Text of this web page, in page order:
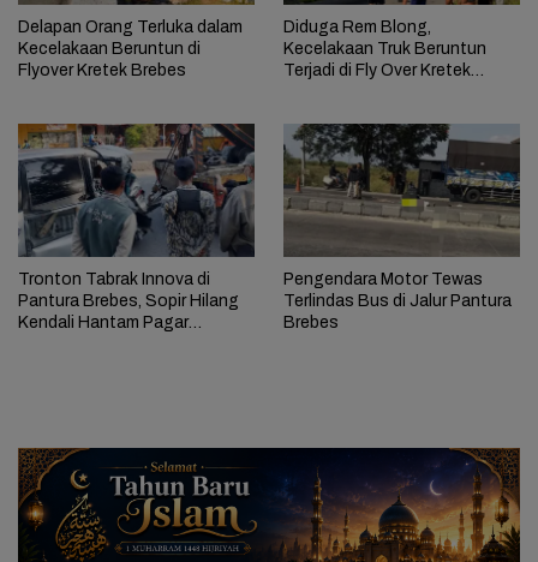
Delapan Orang Terluka dalam
Kecelakaan Beruntun di
Flyover Kretek Brebes
Diduga Rem Blong,
Kecelakaan Truk Beruntun
Terjadi di Fly Over Kretek
Tronton Tabrak Innova di
Pantura Brebes, Sopir Hilang
Kendali Hantam Pagar
Pengendara Motor Tewas
Terlindas Bus di Jalur Pantura
Brebes